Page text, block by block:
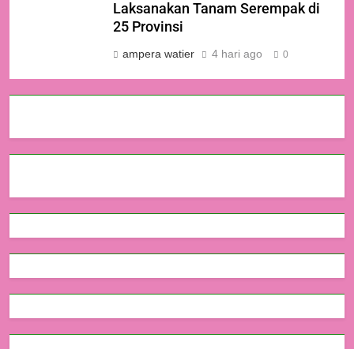
Laksanakan Tanam Serempak di
25 Provinsi
ampera watier 4 hari ago 0